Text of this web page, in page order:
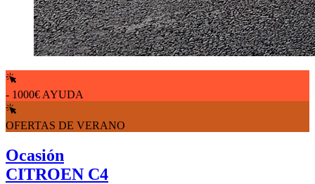
- 1000€ AYUDA
OFERTAS DE VERANO
Ocasión
CITROEN C4